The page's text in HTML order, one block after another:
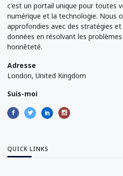
c'est un portail unique pour toutes
numérique et la technologie. Nous
approfondies avec des stratégies
données en résolvant les
honnêteté.
Adresse
London, United Kingdom
Suis-moi
QUICK LINKS